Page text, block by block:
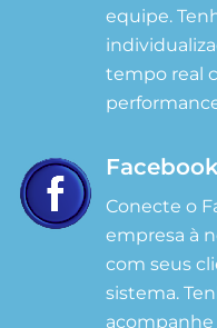
equipe.
tempo real
Conecte o
empresa à
com seus
sistema.